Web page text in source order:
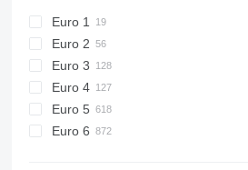
Euro 1
Euro 2
Euro 3
Euro 4
Euro 5
Euro 6